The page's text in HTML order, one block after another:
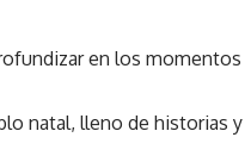
en los momentos
natal, lleno de historias y